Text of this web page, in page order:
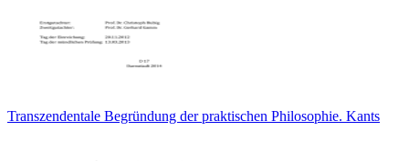
Transzendentale Begründung der praktischen Philosophie. Kants